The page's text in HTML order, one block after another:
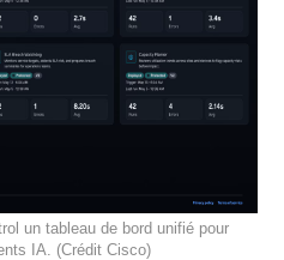
un tableau de bord unifié pour
IA. (Crédit Cisco)